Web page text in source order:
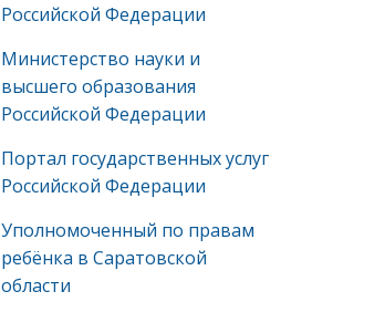
Российской Федерации
Министерство науки и
высшего образования
Российской Федерации
Портал государственных услуг
Российской Федерации
Уполномоченный по правам
ребёнка в Саратовской
области